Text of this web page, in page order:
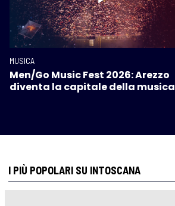
MUSICA
Men/Go Music Fest 2026: Arezzo
diventa la capitale della musica
I PIÙ POPOLARI SU INTOSCANA